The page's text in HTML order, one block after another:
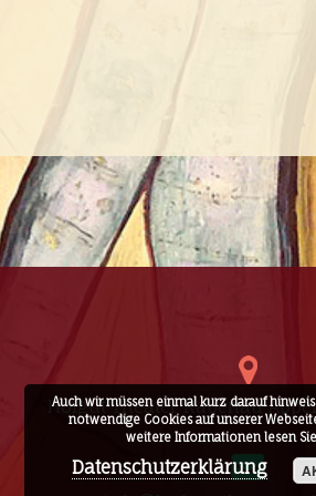
Hofgut Theater Rabenau
Auch wir müssen einmal kurz darauf
notwendige Cookies auf unserer
weitere Informationen lesen
Datenschutzerklärung